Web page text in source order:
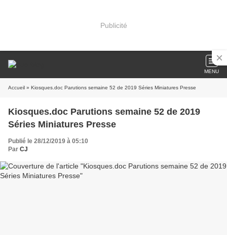
Publicité
MENU
Accueil » Kiosques.doc Parutions semaine 52 de 2019 Séries Miniatures Presse
Kiosques.doc Parutions semaine 52 de 2019
Séries Miniatures Presse
Publié le 28/12/2019 à 05:10
Par CJ